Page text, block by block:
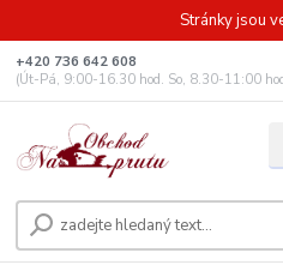
Stránky jsou
+420 736 642 608
(Út-Pá, 9:00-16.30 hod. So, 8.30-11:00